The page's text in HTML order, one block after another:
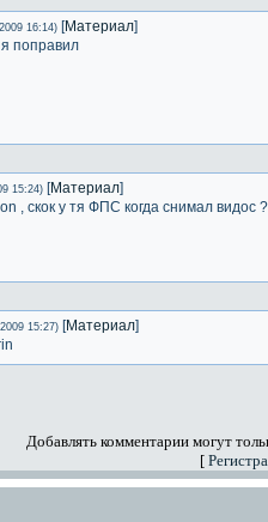
16:14) [Материал]
я поправил
15:24) [Материал]
, скок у тя ФПС когда снимал видос ?
15:27) [Материал]
Добавлять комментарии могут
[